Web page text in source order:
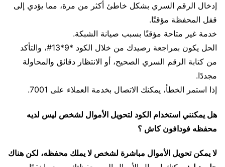
إدخال الرقم السري بشكل خاطئ أكثر من مرة، مما يؤدي إلى
قفل المحفظة مؤقتًا.
خدمة غير متاحة مؤقتًا بسبب صيانة الشبكة.
الحل يكون بمراجعة رصيدك من خلال الكود *9*13#، والتأكد
من كتابة الرقم السري الصحيح، أو الانتظار دقائق والمحاولة
مجددًا.
إذا استمر الخطأ، يمكنك الاتصال بخدمة العملاء على 7001.
هل يمكنني استخدام الكود لتحويل الأموال لشخص ليس لديه
محفظه فودافون كاش ؟
لا يمكن تحويل الأموال مباشرة لشخص لا يملك محفظه، لكن هناك